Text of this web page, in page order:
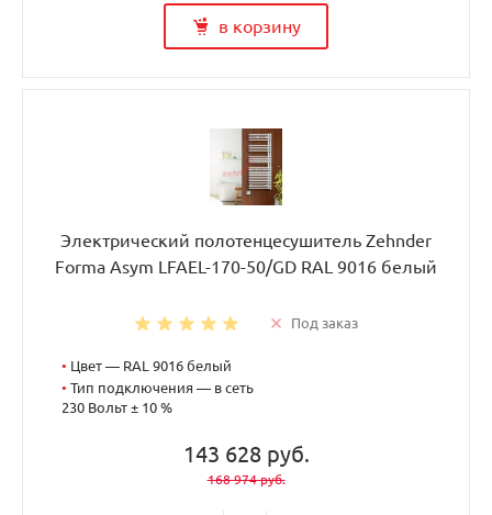
в корзину
Электрический полотенцесушитель Zehnder
Forma Asym LFAEL-170-50/GD RAL 9016 белый
Под заказ
• Цвет — RAL 9016 белый
• Тип подключения — в сеть
230 Вольт ± 10 %
143 628 руб.
168 974 руб.